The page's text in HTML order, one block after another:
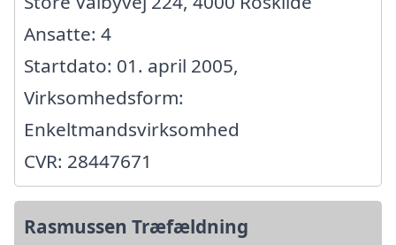
Ansatte: 4
Startdato: 01. april 2005,
Virksomhedsform:
Enkeltmandsvirksomhed
CVR: 28447671
Rasmussen Træfældning